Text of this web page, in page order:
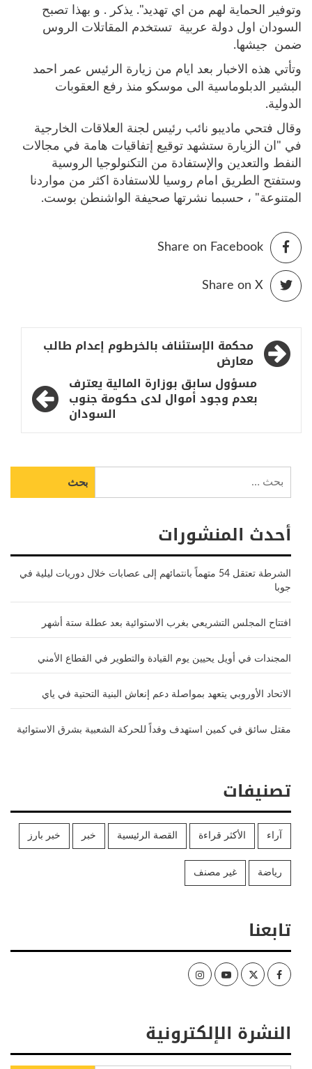
وتوفير الحماية لهم من اي تهديد". يذكر . و بهذا تصبح
السودان اول دولة عربية تستخدم المقاتلات الروس
ضمن جيشها.
وتأتي هذه الاخبار بعد ايام من زيارة الرئيس عمر احمد
البشير الدبلوماسية الى موسكو منذ رفع العقوبات
الدولية.
وقال فتحي ماديبو نائب رئيس لجنة العلاقات الخارجية
في "ان الزيارة ستشهد توقيع إتفاقيات هامة في مجالات
النفط والتعدين والإستفادة من التكنولوجيا الروسية
وستفتح الطريق امام روسيا للاستفادة اكثر من مواردنا
المتنوعة" ، حسبما نشرتها صحيفة الواشنطن بوست.
Share on Facebook
Share on X
تصفّح
المقالات
محكمة الإستئناف بالخرطوم إعدام طالب
معارض
مسؤول سابق بوزارة المالية يعترف
بعدم وجود أموال لدى حكومة جنوب
السودان
عن:
أحدث المنشورات
الشرطة تعتقل 54 متهماً بانتمائهم إلى عصابات خلال دوريات ليلية في
جوبا
افتتاح المجلس التشريعي بغرب الاستوائية بعد عطلة ستة أشهر
المجندات في أويل يحيين يوم القيادة والتطوير في القطاع الأمني
الاتحاد الأوروبي يتعهد بمواصلة دعم إنعاش البنية التحتية في ياي
مقتل سائق في كمين استهدف وفداً للحركة الشعبية بشرق الاستوائية
تصنيفات
آراء الأكثر قراءة القصة الرئيسية خبر خبر بارز
رياضة غير مصنف
تابعنا
Facebook
Twitter
Youtube
Instagram
النشرة الإلكترونية